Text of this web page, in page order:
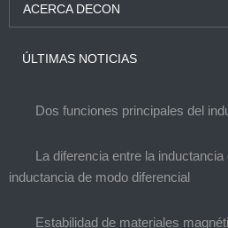
ACERCA DECON
ÚLTIMAS NOTICIAS
Dos funciones principales del
La diferencia entre la
inductancia de modo diferencial
Estabilidad de materiales